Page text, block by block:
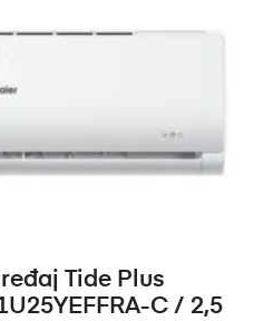
KOŠARICUTide Plus
C / 2,5